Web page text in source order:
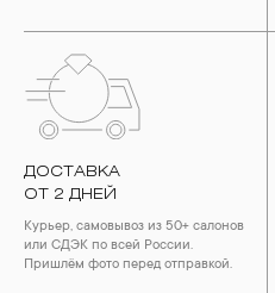
ДОСТАВКА
ОТ 2 ДНЕЙ
Курьер, самовывоз из 50+ салонов
или СДЭК по всей России.
Пришлём фото перед отправкой.